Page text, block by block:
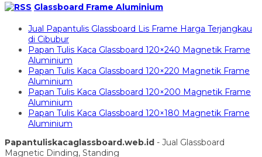
Glassboard Frame Aluminium
Jual Papantulis Glassboard Lis Frame Harga Terjangkau
di Cibubur
Papan Tulis Kaca Glassboard 120×240 Magnetik Frame
Aluminium
Papan Tulis Kaca Glassboard 120×220 Magnetik Frame
Aluminium
Papan Tulis Kaca Glassboard 120×200 Magnetik Frame
Aluminium
Papan Tulis Kaca Glassboard 120×180 Magnetik Frame
Aluminium
Papantuliskacaglassboard.web.id - Jual Glassboard
Magnetic Dinding, Standing